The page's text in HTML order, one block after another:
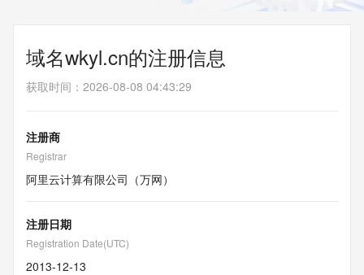
域名wkyl.cn的注册信息
获取时间 ： 2026-08-08 04:43:29
注册商
Registrar
阿里云计算有限公司（万网）
注册日期
Registration Date(UTC)
2013-12-13